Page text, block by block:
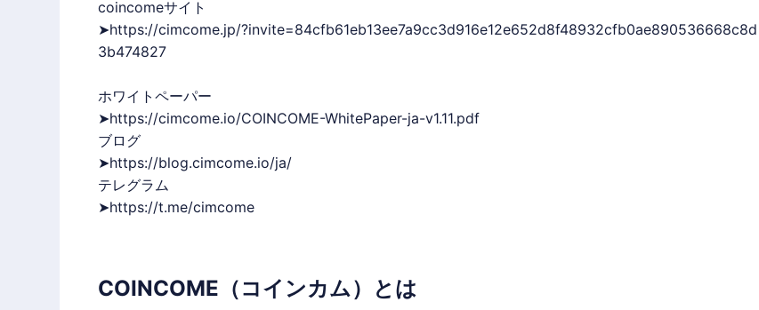
coincomeサイト
➤https://cimcome.jp/?invite=84cfb61eb13ee7a9cc3d916e12e652d8f48932cfb0ae890536668c8d
3b474827
ホワイトペーパー
➤https://cimcome.io/COINCOME-WhitePaper-ja-v1.11.pdf
ブログ
➤https://blog.cimcome.io/ja/
テレグラム
➤https://t.me/cimcome
COINCOME（コインカム）とは